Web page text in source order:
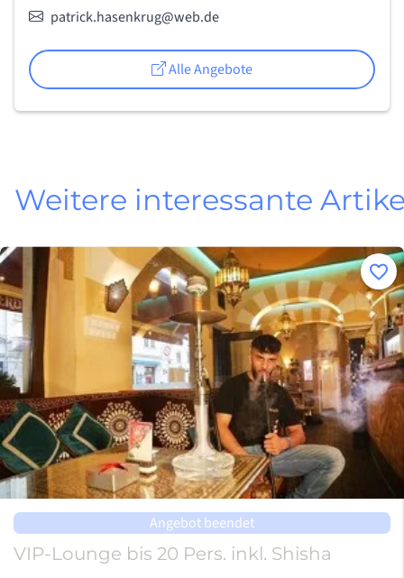
E-Mail:patrick.hasenkrug@web.de
Alle Angebote
Weitere interessante
Angebot beendet
VIP-Lounge bis 20 Pers. inkl. Shisha